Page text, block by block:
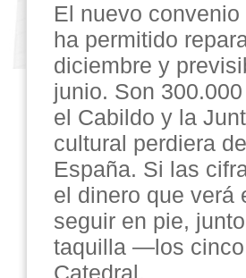
El nuevo
ha permitido
diciembre y
junio. Son
el Cabildo y la
cultural perdiera
España. Si las
el dinero que verá
seguir en pie,
taquilla —los cinco
Catedral.